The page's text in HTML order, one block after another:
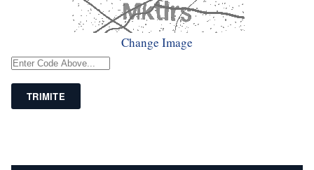
Change Image
TRIMITE